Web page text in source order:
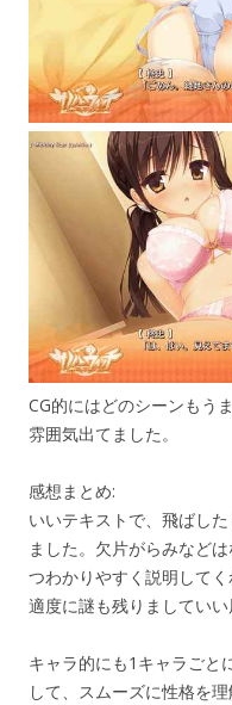
CG的にはどのシーンもう
雰囲気出てました。
感想まとめ:
いいテキストで、飛ばし
ました。欠片がらみなど
つわかりやすく説明して
適度に謎も残りましていい
キャラ的にも1キャラごと
して、スムーズに性格を